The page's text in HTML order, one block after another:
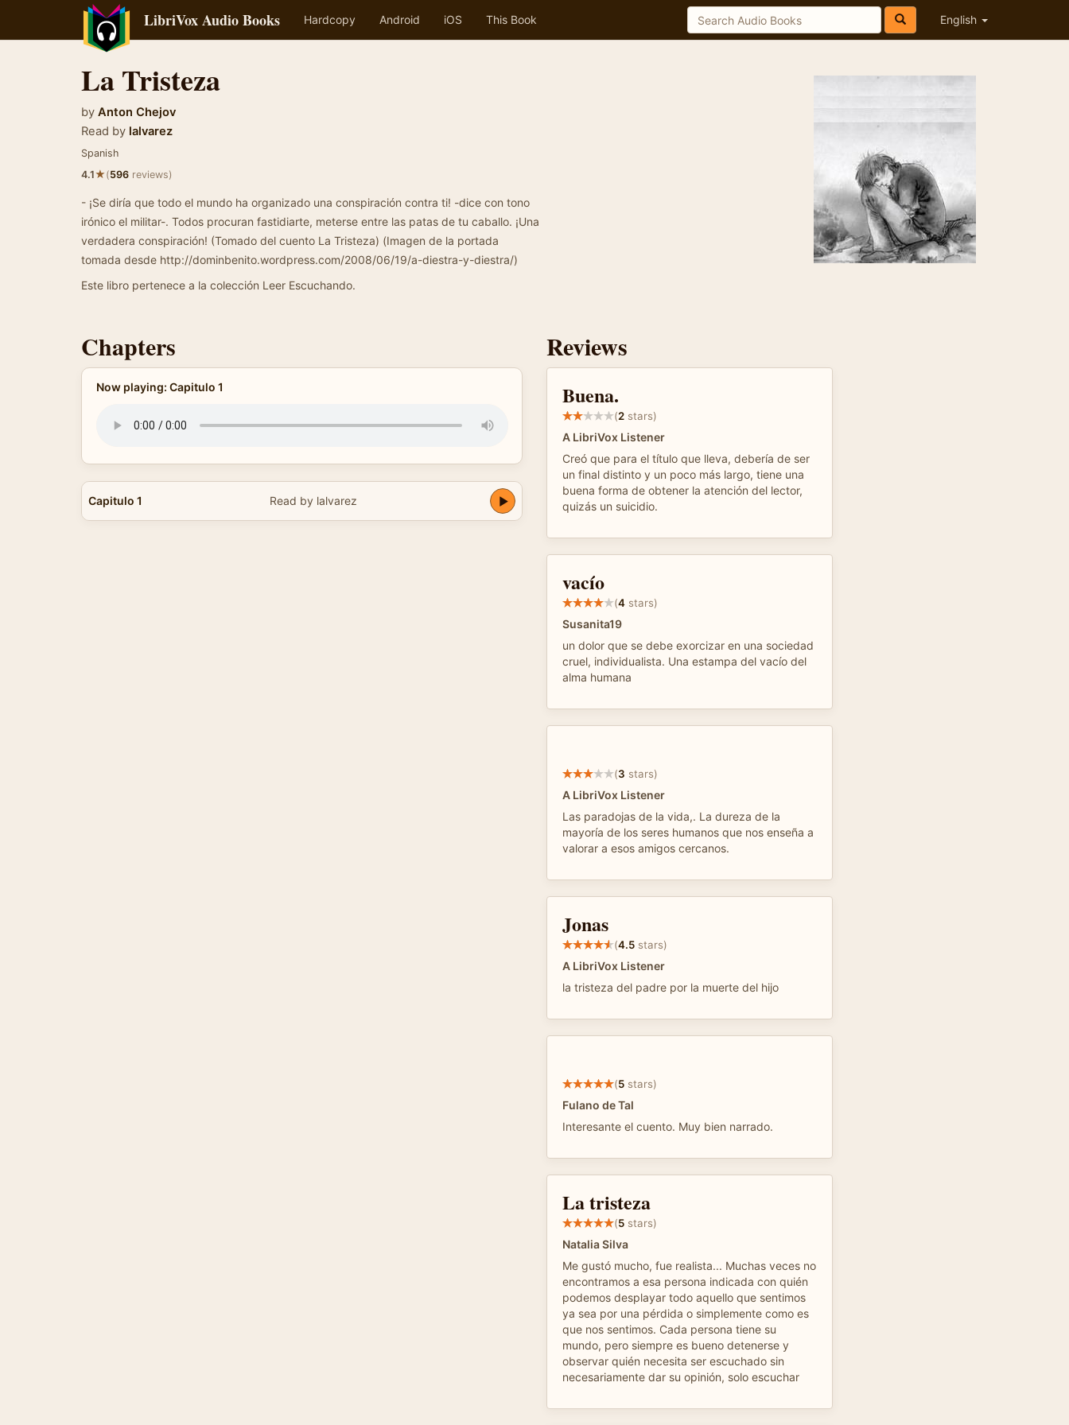
LibriVox Audio Books Hardcopy Android iOS This Book English
La Tristeza
by Anton Chejov
Read by lalvarez
Spanish
4.1★(596 reviews)
- ¡Se diría que todo el mundo ha organizado una conspiración contra ti! -dice con tono
irónico el militar-. Todos procuran fastidiarte, meterse entre las patas de tu caballo. ¡Una
verdadera conspiración! (Tomado del cuento La Tristeza) (Imagen de la portada
tomada desde http://dominbenito.wordpress.com/2008/06/19/a-diestra-y-diestra/)
Este libro pertenece a la colección Leer Escuchando.
Chapters
Now playing: Capitulo 1
Capitulo 1 Read by lalvarez
Reviews
Buena.
(2 stars)
A LibriVox Listener
Creó que para el título que lleva, debería de ser
un final distinto y un poco más largo, tiene una
buena forma de obtener la atención del lector,
quizás un suicidio.
vacío
(4 stars)
Susanita19
un dolor que se debe exorcizar en una sociedad
cruel, individualista. Una estampa del vacío del
alma humana
(3 stars)
A LibriVox Listener
Las paradojas de la vida,. La dureza de la
mayoría de los seres humanos que nos enseña a
valorar a esos amigos cercanos.
Jonas
(4.5 stars)
A LibriVox Listener
la tristeza del padre por la muerte del hijo
(5 stars)
Fulano de Tal
Interesante el cuento. Muy bien narrado.
La tristeza
(5 stars)
Natalia Silva
Me gustó mucho, fue realista... Muchas veces no
encontramos a esa persona indicada con quién
podemos desplayar todo aquello que sentimos
ya sea por una pérdida o simplemente como es
que nos sentimos. Cada persona tiene su
mundo, pero siempre es bueno detenerse y
observar quién necesita ser escuchado sin
necesariamente dar su opinión, solo escuchar